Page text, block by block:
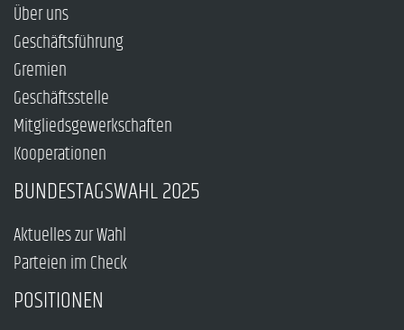
Über uns
Geschäftsführung
Gremien
Geschäftsstelle
Mitgliedsgewerkschaften
Kooperationen
BUNDESTAGSWAHL 2025
Aktuelles zur Wahl
Parteien im Check
POSITIONEN